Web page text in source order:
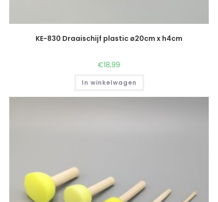
KE-830 Draaischijf plastic ø20cm x h4cm
€18,99
In winkelwagen